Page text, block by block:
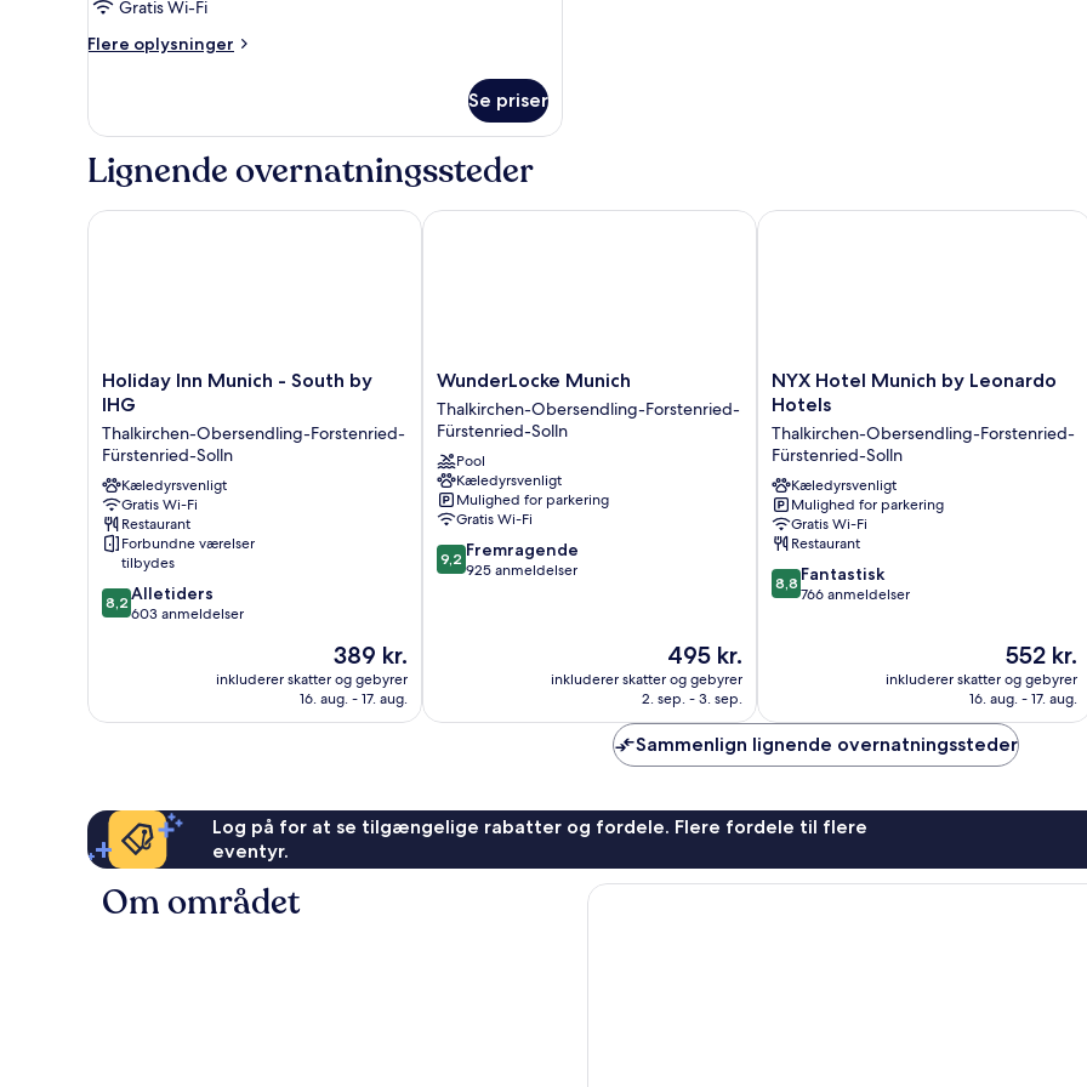
Single
Room
Gratis Wi-Fi
Flere oplysninger
Flere
Room
Se priser
Lignende overnatningssteder
Holiday
Inn
-
South
by
IHG
Thalkirchen-
Obersendling-
Forstenried-
Fürstenried-
Solln
Holiday Inn Munich - South by
IHG
Thalkirchen-Obersendling-Forstenried-
Fürstenried-Solln
Kæledyrsvenligt
Gratis Wi-Fi
Restaurant
Forbundne værelser
tilbydes
8.2
ud
anmeldelser
8,2 Alletiders
603 anmeldelser
Prisen
er
389 kr.
389 kr.
inkluderer skatter og gebyrer
16. aug. - 17. aug.
Holiday Inn Munich - South by IHG
WunderLocke
Munich
Thalkirchen-
Obersendling-
Forstenried-
Fürstenried-
Solln
WunderLocke Munich
Thalkirchen-Obersendling-Forstenried-
Fürstenried-Solln
Pool
Kæledyrsvenligt
Mulighed for parkering
Gratis Wi-Fi
9.2
ud
9,2 Fremragende
925 anmeldelser
Prisen
er
495 kr.
495 kr.
inkluderer skatter og gebyrer
2. sep. - 3. sep.
WunderLocke Munich
NYX
Hotel
by
Leonardo
Hotels
Thalkirchen-
Obersendling-
Forstenried-
Fürstenried-
Solln
NYX Hotel Munich by Leonardo
Hotels
Thalkirchen-Obersendling-Forstenried-
Fürstenried-Solln
Kæledyrsvenligt
Mulighed for parkering
Gratis Wi-Fi
Restaurant
8.8
ud
8,8 Fantastisk
766 anmeldelser
Prisen
er
552 kr.
552 kr.
inkluderer skatter og gebyrer
16. aug. - 17. aug.
NYX Hotel Munich by Leonardo
Sammenlign lignende overnatningssteder
Log på for at se tilgængelige rabatter og fordele. Flere fordele til flere
eventyr.
Om området